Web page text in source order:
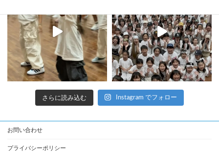
さらに読み込む Instagram でフォロー
お問い合わせ
プライバシーポリシー